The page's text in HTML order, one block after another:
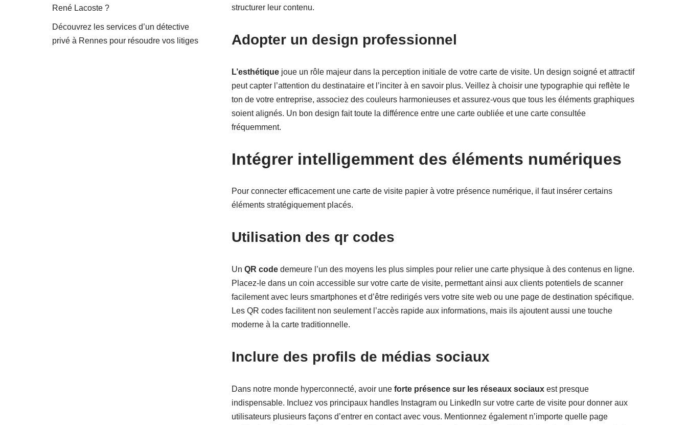
René Lacoste ?
Découvrez les services d’un détective
privé à Rennes pour résoudre vos litiges
structurer leur contenu.
Adopter un design professionnel
L’esthétique joue un rôle majeur dans la perception initiale de votre carte de visite. Un design soigné et attractif
peut capter l’attention du destinataire et l’inciter à en savoir plus. Veillez à choisir une typographie qui reflète le
ton de votre entreprise, associez des couleurs harmonieuses et assurez-vous que tous les éléments graphiques
soient alignés. Un bon design fait toute la différence entre une carte oubliée et une carte consultée
fréquemment.
Intégrer intelligemment des éléments numériques
Pour connecter efficacement une carte de visite papier à votre présence numérique, il faut insérer certains
éléments stratégiquement placés.
Utilisation des qr codes
Un QR code demeure l’un des moyens les plus simples pour relier une carte physique à des contenus en ligne.
Placez-le dans un coin accessible sur votre carte de visite, permettant ainsi aux clients potentiels de scanner
facilement avec leurs smartphones et d’être redirigés vers votre site web ou une page de destination spécifique.
Les QR codes facilitent non seulement l’accès rapide aux informations, mais ils ajoutent aussi une touche
moderne à la carte traditionnelle.
Inclure des profils de médias sociaux
Dans notre monde hyperconnecté, avoir une forte présence sur les réseaux sociaux est presque
indispensable. Incluez vos principaux handles Instagram ou LinkedIn sur votre carte de visite pour donner aux
utilisateurs plusieurs façons d’entrer en contact avec vous. Mentionnez également n’importe quelle page